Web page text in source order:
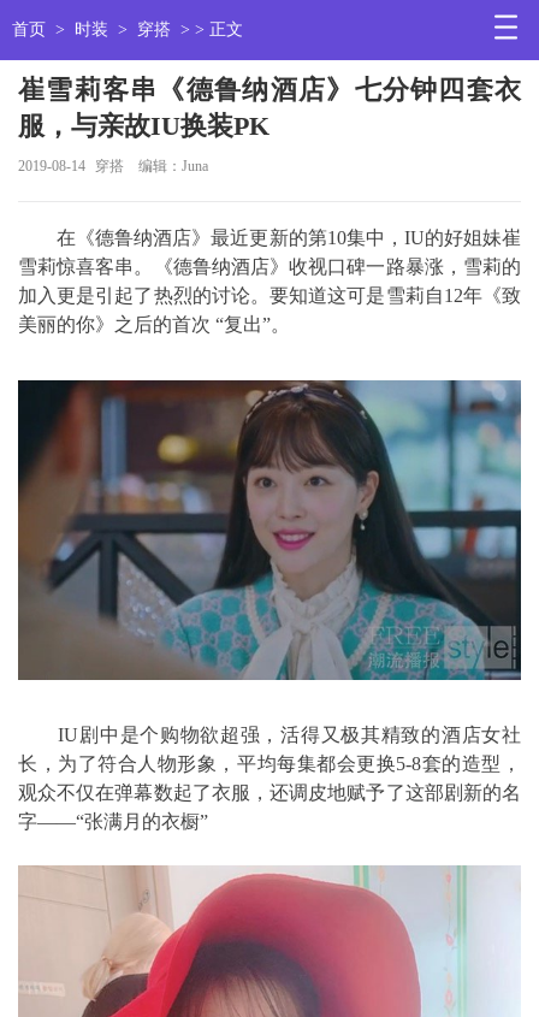
首页 > 时装 > 穿搭 > > 正文
崔雪莉客串《德鲁纳酒店》七分钟四套衣
服，与亲故IU换装PK
2019-08-14 穿搭 编辑：Juna
在《德鲁纳酒店》最近更新的第10集中，IU的好姐妹崔
雪莉惊喜客串。《德鲁纳酒店》收视口碑一路暴涨，雪莉的
加入更是引起了热烈的讨论。要知道这可是雪莉自12年《致
美丽的你》之后的首次 “复出”。
IU剧中是个购物欲超强，活得又极其精致的酒店女社
长，为了符合人物形象，平均每集都会更换5-8套的造型，
观众不仅在弹幕数起了衣服，还调皮地赋予了这部剧新的名
字——“张满月的衣橱”